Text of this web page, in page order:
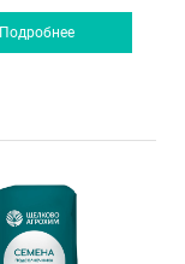
Подробнее